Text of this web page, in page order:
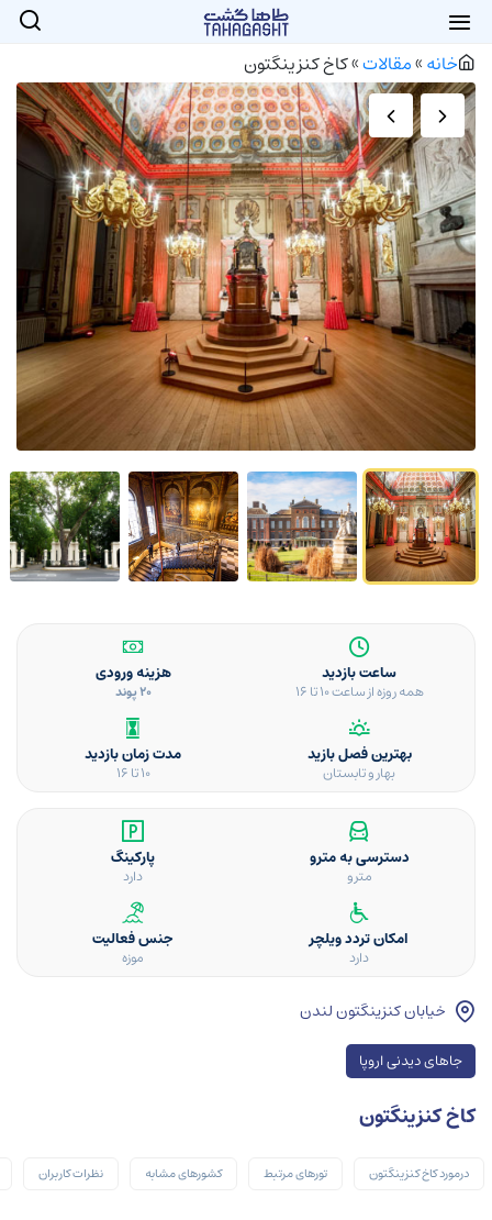
خانه»مقالات»کاخ کنزینگتون
ساعت بازدید
همه روزه از ساعت 10 تا 16
هزینه ورودی
20 پوند
بهترین فصل بازید
بهار و تابستان
مدت زمان بازدید
10 تا 16
دسترسی به مترو
مترو
پارکینگ
دارد
امکان تردد ویلچر
دارد
جنس فعالیت
موزه
خیابان کنزینگتون لندن
جاهای دیدنی اروپا
کاخ کنزینگتون
درمورد کاخ کنزینگتون تورهای مرتبط کشورهای مشابه نظرات کاربران